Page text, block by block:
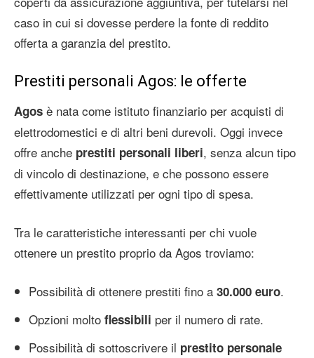
caso in cui si dovesse perdere la fonte di reddito
offerta a garanzia del prestito.
Prestiti personali Agos: le offerte
Agos è nata come istituto finanziario per acquisti di
elettrodomestici e di altri beni durevoli. Oggi invece
offre anche prestiti personali liberi, senza alcun tipo
di vincolo di destinazione, e che possono essere
effettivamente utilizzati per ogni tipo di spesa.
Tra le caratteristiche interessanti per chi vuole
ottenere un prestito proprio da Agos troviamo:
Possibilità di ottenere prestiti fino a 30.000 euro.
Opzioni molto flessibili per il numero di rate.
Possibilità di sottoscrivere il prestito personale